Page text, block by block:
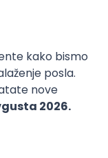
@